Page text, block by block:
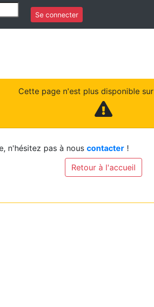
Se connecter
Cette page n'est plus disponible sur
n'hésitez pas à nous contacter !
Retour à l'accueil